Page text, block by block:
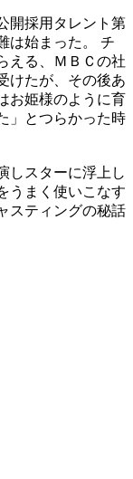
開採用タレント第
は始まった。 チ
える、ＭＢＣの社
けたが、その後あ
お姫様のように育
」とつらかった時
しスターに浮上し
うまく使いこなす
スティングの秘話